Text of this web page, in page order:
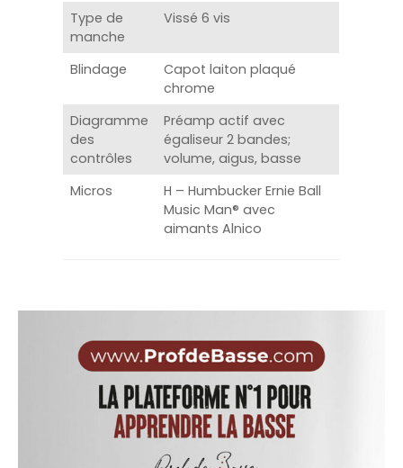
Type de
manche
Vissé 6 vis
Blindage
Capot laiton plaqué
chrome
Diagramme
des
contrôles
Préamp actif avec
égaliseur 2 bandes;
volume, aigus, basse
Micros
H – Humbucker Ernie Ball
Music Man® avec
aimants Alnico